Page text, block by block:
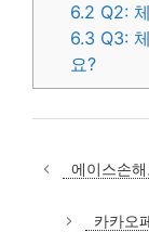
6.2 Q2:
6.3 Q3:
요?
에이스손
카카오